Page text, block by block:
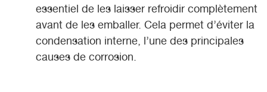
essentiel de les laisser refroidir complètement
avant de les emballer. Cela permet d’éviter la
condensation interne, l’une des principales
causes de corrosion.